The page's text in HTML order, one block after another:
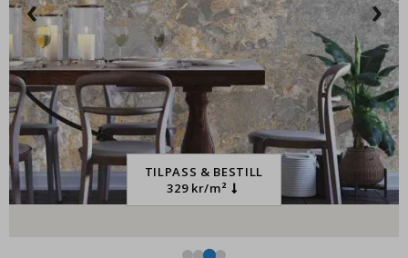
195,00 Kr
TILPASS & BESTILL
329 kr/m²